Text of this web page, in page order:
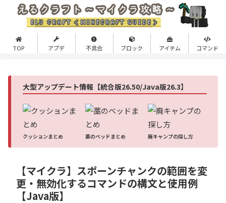
TOP アプデ 不具合 ブロック アイテム コマンド
大型アップデート情報【統合版26.50/Java版26.3】
クッションまとめ 藁のベッドまとめ 廃キャンプの探し方
【マイクラ】スポーンチャンクの範囲を変
更・無効化するコマンドの構文と使用例
【Java版】